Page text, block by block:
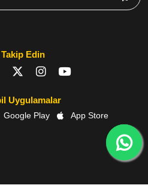
Edin
Uygulamalar
Google Play App Store